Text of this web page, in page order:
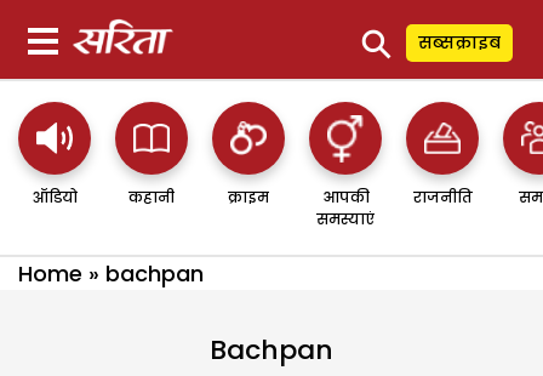
⚲ सब्सक्राइब
ऑडियो कहानी क्राइम
आपकी
समस्याएं
राजनीति
Home » bachpan
Bachpan